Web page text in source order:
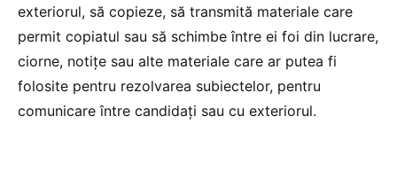
exteriorul, să copieze, să transmită materiale care
permit copiatul sau să schimbe între ei foi din lucrare,
ciorne, notițe sau alte materiale care ar putea fi
folosite pentru rezolvarea subiectelor, pentru
comunicare între candidați sau cu exteriorul.